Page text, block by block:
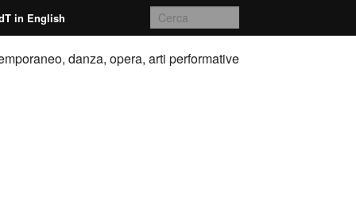
in English
danza, opera, arti performative